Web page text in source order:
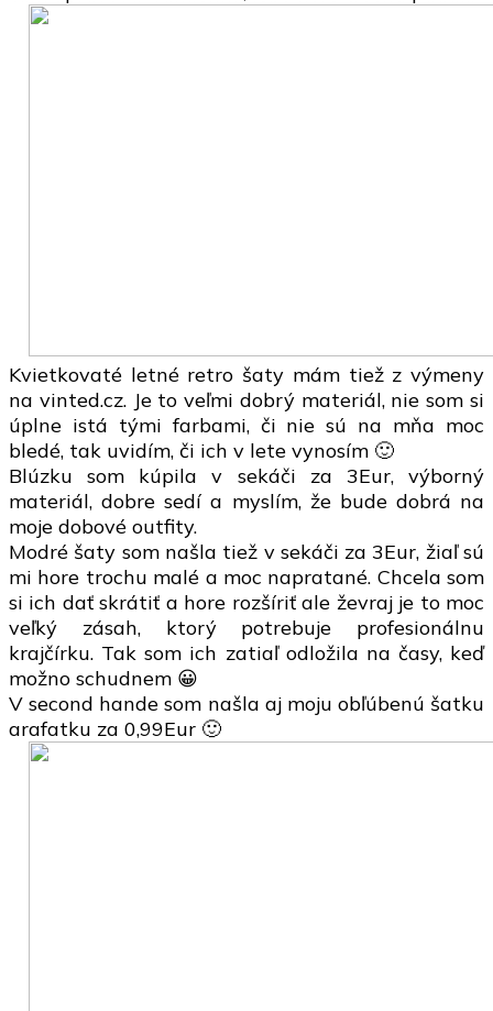
Kvietkovaté letné retro šaty mám tiež z výmeny
na vinted.cz. Je to veľmi dobrý materiál, nie som si
úplne istá tými farbami, či nie sú na mňa moc
bledé, tak uvidím, či ich v lete vynosím 🙂
Blúzku som kúpila v sekáči za 3Eur, výborný
materiál, dobre sedí a myslím, že bude dobrá na
moje dobové outfity.
Modré šaty som našla tiež v sekáči za 3Eur, žiaľ sú
mi hore trochu malé a moc napratané. Chcela som
si ich dať skrátiť a hore rozšíriť ale ževraj je to moc
veľký zásah, ktorý potrebuje profesionálnu
krajčírku. Tak som ich zatiaľ odložila na časy, keď
možno schudnem 😀
V second hande som našla aj moju obľúbenú šatku
arafatku za 0,99Eur 🙂